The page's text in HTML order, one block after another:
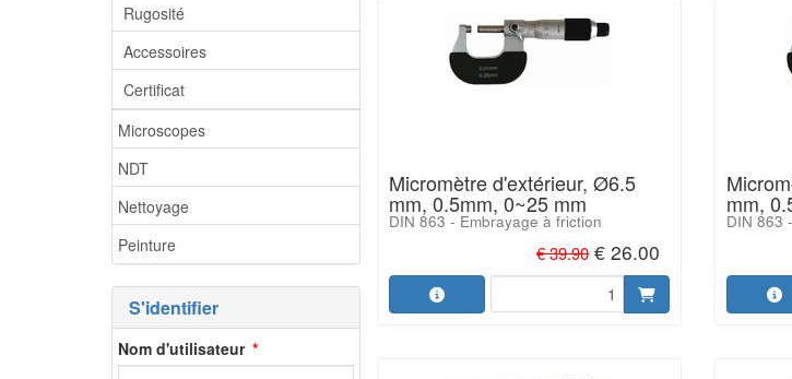
Rugosité
Accessoires
Certificat
Microscopes
NDT
Nettoyage
Peinture
S'identifier
Nom d'utilisateur
Micromètre d'extérieur, Ø6.5
mm, 0.5mm, 0~25 mm
DIN 863 - Embrayage à friction
€ 39.90 € 26.00
mm,
DIN 863